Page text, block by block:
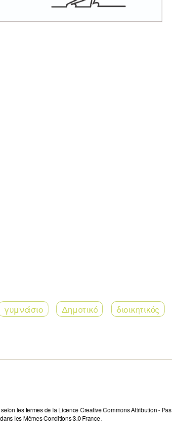
γυμνάσιο Δημοτικό διοικητικός
les termes de la Licence Creative Commons Attribution - Pas
les Mêmes Conditions 3.0 France.